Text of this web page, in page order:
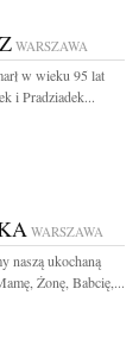
WARSZAWA
w wieku 95 lat
i Pradziadek...
WARSZAWA
naszą ukochaną
Żonę, Babcię,...